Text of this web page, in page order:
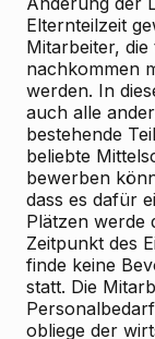
Elternteilzeit
Mitarbeiter,
nachkommen
werden. In
auch alle
bestehende
beliebte
bewerben
dass es dafür
Plätzen werde
Zeitpunkt des
finde keine
statt. Die
obliege der